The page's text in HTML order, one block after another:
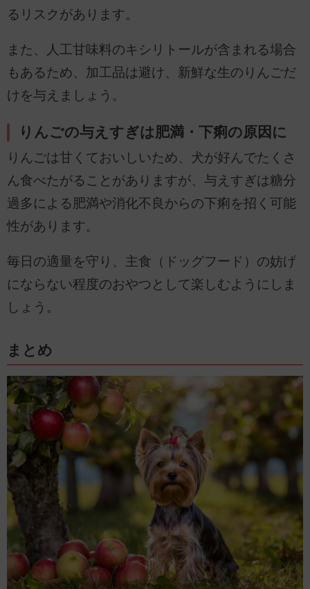
るリスクがあります。
また、人工甘味料のキシリトールが含まれる場合
もあるため、加工品は避け、新鮮な生のりんごだ
けを与えましょう。
りんごの与えすぎは肥満・下痢の原因に
りんごは甘くておいしいため、犬が好んでたくさ
ん食べたがることがありますが、与えすぎは糖分
過多による肥満や消化不良からの下痢を招く可能
性があります。
毎日の適量を守り、主食（ドッグフード）の妨げ
にならない程度のおやつとして楽しむようにしま
しょう。
まとめ